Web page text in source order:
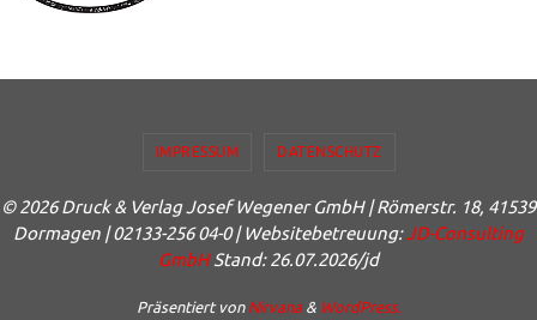
IMPRESSUM DATENSCHUTZ
© 2026 Druck & Verlag Josef Wegener GmbH | Römerstr. 18, 41539
Dormagen | 02133-256 04-0 | Websitebetreuung:JD-Consulting
GmbHStand: 26.07.2026/jd
Präsentiert vonNirvana& WordPress.